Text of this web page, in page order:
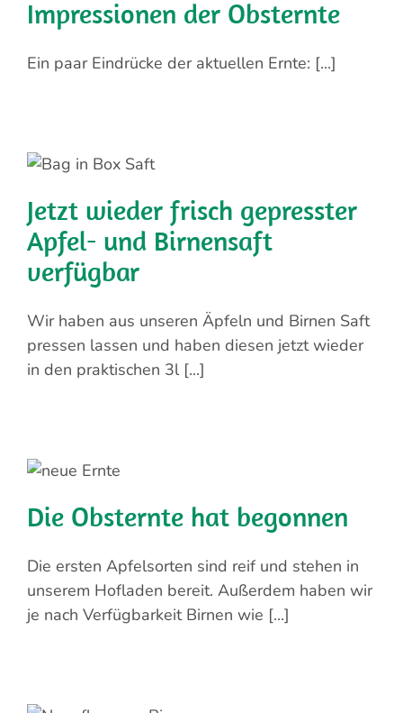
Impressionen der Obsternte
Ein paar Eindrücke der aktuellen Ernte: [...]
Jetzt wieder frisch gepresster
Apfel- und Birnensaft
verfügbar
Wir haben aus unseren Äpfeln und Birnen Saft
pressen lassen und haben diesen jetzt wieder
in den praktischen 3l [...]
Die Obsternte hat begonnen
Die ersten Apfelsorten sind reif und stehen in
unserem Hofladen bereit. Außerdem haben wir
je nach Verfügbarkeit Birnen wie [...]